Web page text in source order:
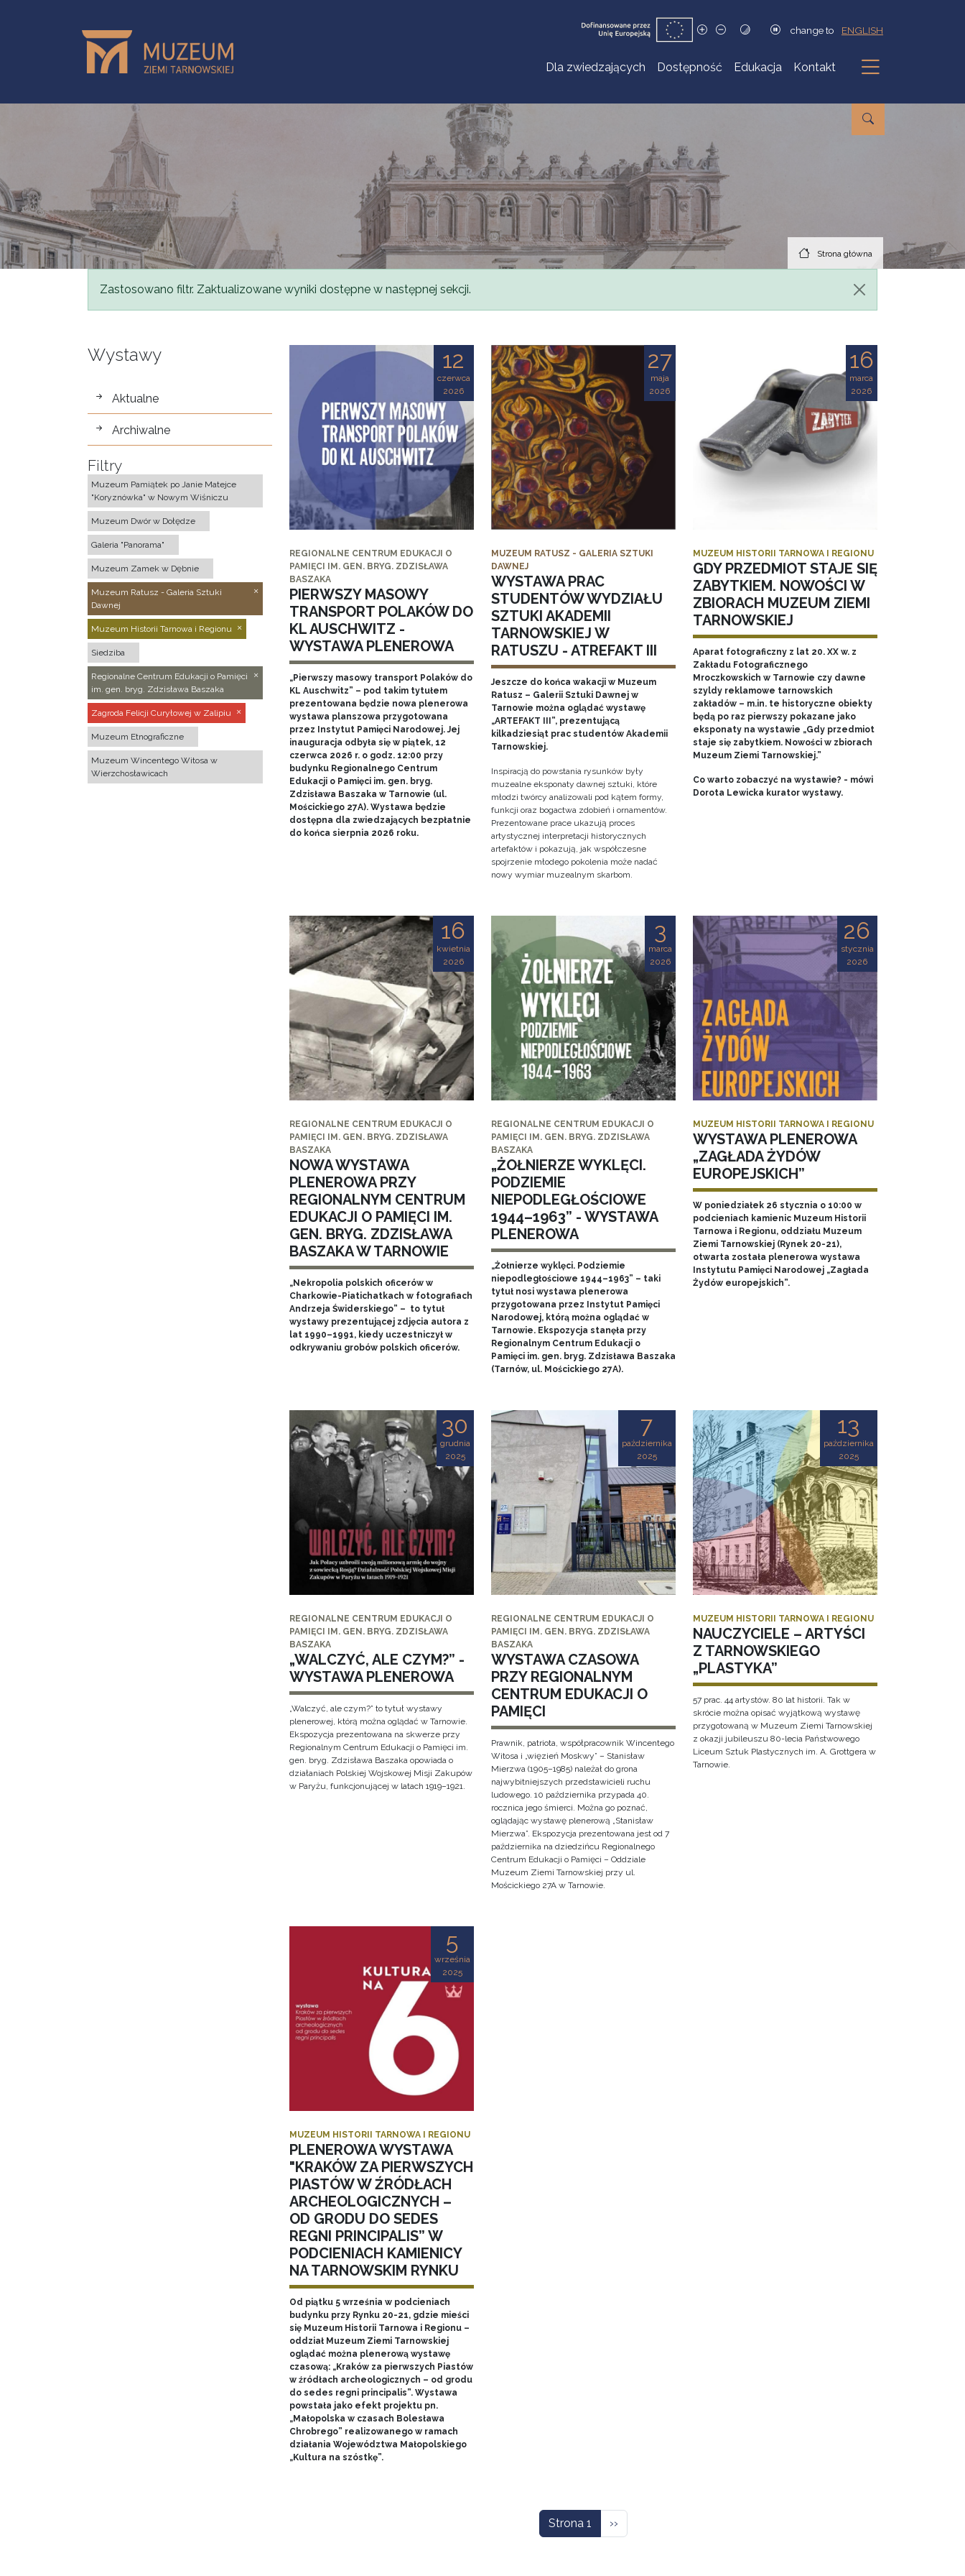
change to ENGLISH
Dla zwiedzających Dostępność Edukacja Kontakt
Podmenu
Strona główna
Komunikat
Zastosowano filtr. Zaktualizowane wyniki dostępne w następnej sekcji.
Wystawy
wystawy
Aktualne
Archiwalne
Filtry
Muzeum Pamiątek po Janie Matejce
"Koryznówka" w Nowym Wiśniczu
Muzeum Dwór w Dołędze
Galeria "Panorama"
Muzeum Zamek w Dębnie
Muzeum Ratusz - Galeria Sztuki
Dawnej
Muzeum Historii Tarnowa i Regionu
Siedziba
Regionalne Centrum Edukacji o Pamięci
im. gen. bryg. Zdzisława Baszaka
Zagroda Felicji Curyłowej w Zalipiu
Muzeum Etnograficzne
Muzeum Wincentego Witosa w
Wierzchosławicach
12
czerwca
2026
REGIONALNE CENTRUM EDUKACJI O
PAMIĘCI IM. GEN. BRYG. ZDZISŁAWA
BASZAKA
PIERWSZY MASOWY
TRANSPORT POLAKÓW DO
KL AUSCHWITZ -
WYSTAWA PLENEROWA
„Pierwszy masowy transport Polaków do
KL Auschwitz” – pod takim tytułem
prezentowana będzie nowa plenerowa
wystawa planszowa przygotowana
przez Instytut Pamięci Narodowej. Jej
inauguracja odbyła się w piątek, 12
czerwca 2026 r. o godz. 12:00 przy
budynku Regionalnego Centrum
Edukacji o Pamięci im. gen. bryg.
Zdzisława Baszaka w Tarnowie (ul.
Mościckiego 27A). Wystawa będzie
dostępna dla zwiedzających bezpłatnie
do końca sierpnia 2026 roku.
27
maja
2026
MUZEUM RATUSZ - GALERIA SZTUKI
DAWNEJ
WYSTAWA PRAC
STUDENTÓW WYDZIAŁU
SZTUKI AKADEMII
TARNOWSKIEJ W
RATUSZU - ATREFAKT III
Jeszcze do końca wakacji w Muzeum
Ratusz – Galerii Sztuki Dawnej w
Tarnowie można oglądać wystawę
„ARTEFAKT III”, prezentującą
kilkadziesiąt prac studentów Akademii
Tarnowskiej.
Inspiracją do powstania rysunków były
muzealne eksponaty dawnej sztuki, które
młodzi twórcy analizowali pod kątem formy,
funkcji oraz bogactwa zdobień i ornamentów.
Prezentowane prace ukazują proces
artystycznej interpretacji historycznych
artefaktów i pokazują, jak współczesne
spojrzenie młodego pokolenia może nadać
nowy wymiar muzealnym skarbom.
16
marca
2026
MUZEUM HISTORII TARNOWA I REGIONU
GDY PRZEDMIOT STAJE SIĘ
ZABYTKIEM. NOWOŚCI W
ZBIORACH MUZEUM ZIEMI
TARNOWSKIEJ
Aparat fotograficzny z lat 20. XX w. z
Zakładu Fotograficznego
Mroczkowskich w Tarnowie czy dawne
szyldy reklamowe tarnowskich
zakładów – m.in. te historyczne obiekty
będą po raz pierwszy pokazane jako
eksponaty na wystawie „Gdy przedmiot
staje się zabytkiem. Nowości w zbiorach
Muzeum Ziemi Tarnowskiej.”
Co warto zobaczyć na wystawie? - mówi
Dorota Lewicka kurator wystawy.
16
kwietnia
2026
REGIONALNE CENTRUM EDUKACJI O
PAMIĘCI IM. GEN. BRYG. ZDZISŁAWA
BASZAKA
NOWA WYSTAWA
PLENEROWA PRZY
REGIONALNYM CENTRUM
EDUKACJI O PAMIĘCI IM.
GEN. BRYG. ZDZISŁAWA
BASZAKA W TARNOWIE
„Nekropolia polskich oficerów w
Charkowie-Piatichatkach w fotografiach
Andrzeja Świderskiego” – to tytuł
wystawy prezentującej zdjęcia autora z
lat 1990–1991, kiedy uczestniczył w
odkrywaniu grobów polskich oficerów.
3
marca
2026
REGIONALNE CENTRUM EDUKACJI O
PAMIĘCI IM. GEN. BRYG. ZDZISŁAWA
BASZAKA
„ŻOŁNIERZE WYKLĘCI.
PODZIEMIE
NIEPODLEGŁOŚCIOWE
1944–1963” - WYSTAWA
PLENEROWA
„Żołnierze wyklęci. Podziemie
niepodległościowe 1944–1963” – taki
tytuł nosi wystawa plenerowa
przygotowana przez Instytut Pamięci
Narodowej, którą można oglądać w
Tarnowie. Ekspozycja stanęła przy
Regionalnym Centrum Edukacji o
Pamięci im. gen. bryg. Zdzisława Baszaka
(Tarnów, ul. Mościckiego 27A).
26
stycznia
2026
MUZEUM HISTORII TARNOWA I REGIONU
WYSTAWA PLENEROWA
„ZAGŁADA ŻYDÓW
EUROPEJSKICH”
W poniedziałek 26 stycznia o 10:00 w
podcieniach kamienic Muzeum Historii
Tarnowa i Regionu, oddziału Muzeum
Ziemi Tarnowskiej (Rynek 20-21),
otwarta została plenerowa wystawa
Instytutu Pamięci Narodowej „Zagłada
Żydów europejskich”.
30
grudnia
2025
REGIONALNE CENTRUM EDUKACJI O
PAMIĘCI IM. GEN. BRYG. ZDZISŁAWA
BASZAKA
„WALCZYĆ, ALE CZYM?” -
WYSTAWA PLENEROWA
„Walczyć, ale czym?” to tytuł wystawy
plenerowej, którą można oglądać w Tarnowie.
Ekspozycja prezentowana na skwerze przy
Regionalnym Centrum Edukacji o Pamięci im.
gen. bryg. Zdzisława Baszaka opowiada o
działaniach Polskiej Wojskowej Misji Zakupów
w Paryżu, funkcjonującej w latach 1919–1921.
7
października
2025
REGIONALNE CENTRUM EDUKACJI O
PAMIĘCI IM. GEN. BRYG. ZDZISŁAWA
BASZAKA
WYSTAWA CZASOWA
PRZY REGIONALNYM
CENTRUM EDUKACJI O
PAMIĘCI
Prawnik, patriota, współpracownik Wincentego
Witosa i „więzień Moskwy” – Stanisław
Mierzwa (1905–1985) należał do grona
najwybitniejszych przedstawicieli ruchu
ludowego. 10 października przypada 40.
rocznica jego śmierci. Można go poznać,
oglądając wystawę plenerową „Stanisław
Mierzwa”. Ekspozycja prezentowana jest od 7
października na dziedzińcu Regionalnego
Centrum Edukacji o Pamięci – Oddziale
Muzeum Ziemi Tarnowskiej przy ul.
Mościckiego 27A w Tarnowie.
13
października
2025
MUZEUM HISTORII TARNOWA I REGIONU
NAUCZYCIELE – ARTYŚCI
Z TARNOWSKIEGO
„PLASTYKA”
57 prac. 44 artystów. 80 lat historii. Tak w
skrócie można opisać wyjątkową wystawę
przygotowaną w Muzeum Ziemi Tarnowskiej
z okazji jubileuszu 80-lecia Państwowego
Liceum Sztuk Plastycznych im. A. Grottgera w
Tarnowie.
5
września
2025
MUZEUM HISTORII TARNOWA I REGIONU
PLENEROWA WYSTAWA
"KRAKÓW ZA PIERWSZYCH
PIASTÓW W ŹRÓDŁACH
ARCHEOLOGICZNYCH –
OD GRODU DO SEDES
REGNI PRINCIPALIS” W
PODCIENIACH KAMIENICY
NA TARNOWSKIM RYNKU
Od piątku 5 września w podcieniach
budynku przy Rynku 20-21, gdzie mieści
się Muzeum Historii Tarnowa i Regionu –
oddział Muzeum Ziemi Tarnowskiej
oglądać można plenerową wystawę
czasową: „Kraków za pierwszych Piastów
w źródłach archeologicznych – od grodu
do sedes regni principalis”. Wystawa
powstała jako efekt projektu pn.
„Małopolska w czasach Bolesława
Chrobrego” realizowanego w ramach
działania Województwa Małopolskiego
„Kultura na szóstkę”.
Strona 1 Następna strona
››